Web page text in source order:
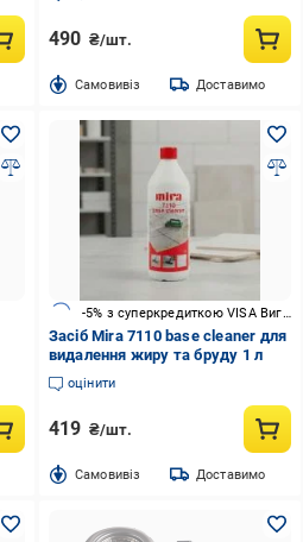
490 ₴/шт.
Cамовивіз Доставимо
Засіб Mira 7110 base cleaner для
видалення жиру та бруду 1 л
оцінити
419 ₴/шт.
Cамовивіз Доставимо